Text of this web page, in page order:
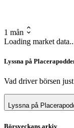
1 mån
Loading market
Lyssna på
Vad driver börsen
Lyssna på
Börsveckans arkiv